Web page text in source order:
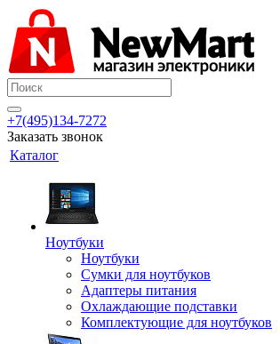
+7(495)134-7272
Заказать звонок
Каталог
Ноутбуки
Ноутбуки
Сумки для ноутбуков
Адаптеры питания
Охлаждающие подставки
Комплектующие для ноутбуков